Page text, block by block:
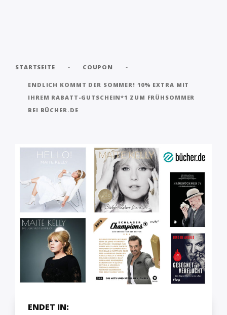
STARTSEITE - COUPON -
ENDLICH KOMMT DER SOMMER! 10% EXTRA MIT
IHREM RABATT-GUTSCHEIN*1 ZUM FRÜHSOMMER
BEI BÜCHER.DE
ENDET IN: